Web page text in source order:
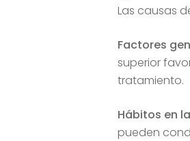
Las causas
Factores
superior
tratamiento.
Hábitos en
pueden